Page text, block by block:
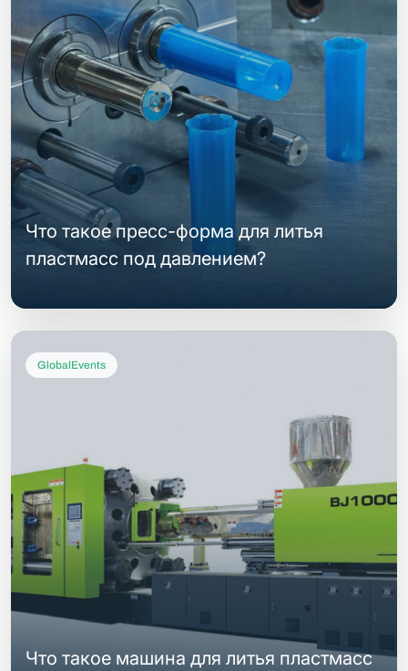
Что такое пресс-форма для литья
пластмасс под давлением?
GlobalEvents
Что такое машина для литья пластмасс